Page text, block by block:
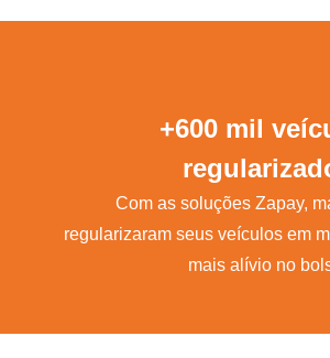
+600 mil
Com as soluções Zapay,
regularizaram seus veículos em
mais alívio no